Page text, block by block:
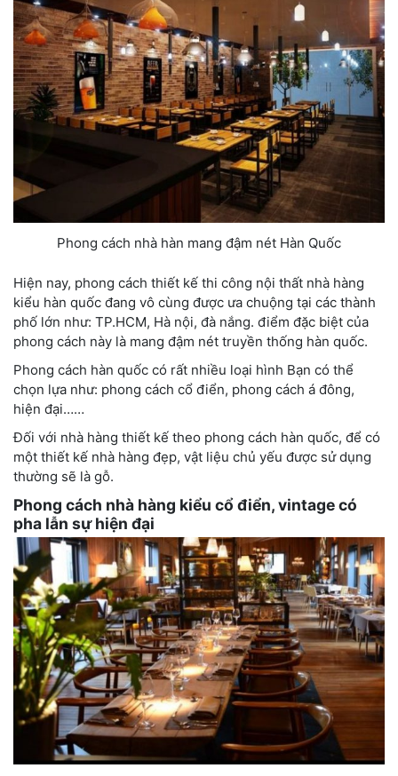
Phong cách nhà hàn mang đậm nét Hàn Quốc
Hiện nay, phong cách thiết kế thi công nội thất nhà hàng
kiểu hàn quốc đang vô cùng được ưa chuộng tại các thành
phố lớn như: TP.HCM, Hà nội, đà nắng. điểm đặc biệt của
phong cách này là mang đậm nét truyền thống hàn quốc.
Phong cách hàn quốc có rất nhiều loại hình Bạn có thể
chọn lựa như: phong cách cổ điển, phong cách á đông,
hiện đại……
Đối với nhà hàng thiết kế theo phong cách hàn quốc, để có
một thiết kế nhà hàng đẹp, vật liệu chủ yếu được sử dụng
thường sẽ là gỗ.
Phong cách nhà hàng kiểu cổ điển, vintage có
pha lẫn sự hiện đại